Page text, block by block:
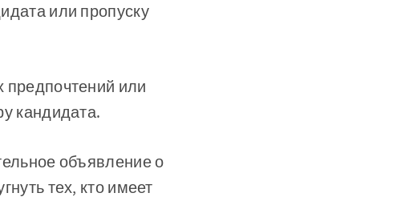
или пропуску
или
кандидата.
объявление о
тех, кто имеет